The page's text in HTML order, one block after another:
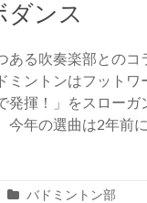
ダンス
ある吹奏楽部とのコ
ミントンはフットワ
発揮！」をスローガ
今年の選曲は2年前
バドミントン部